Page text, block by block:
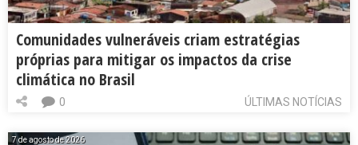
Comunidades vulneráveis criam estratégias
próprias para mitigar os impactos da crise
climática no Brasil
ÚLTIMAS NOTÍCIAS
0
7 de agosto de 2026